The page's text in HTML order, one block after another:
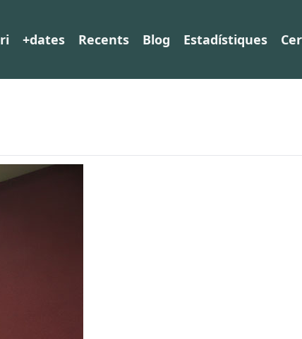
+dates Recents Blog Estadístiques